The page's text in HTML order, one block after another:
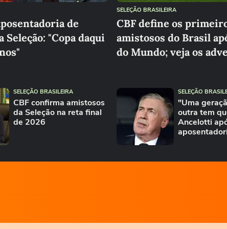
de
Seleção: "Copa daqui
SELEÇÃO BRASILEIRA
CBF define os
amistosos do Brasil
do Mundo; veja os
SELEÇÃO BRASILEIRA
CBF confirma amistosos
da Seleção na reta final
de 2026
SELEÇÃO
"Uma
outra tem
Ancelotti